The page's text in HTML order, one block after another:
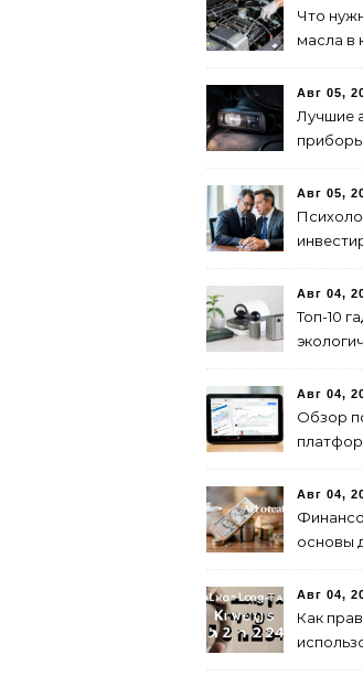
Что
масла в
Авг 05,
Лучшие
Авг 05,
рынка
Авг 04,
Топ-10
Авг 04,
Обзор
Авг 04,
основы
Авг 04,
Как